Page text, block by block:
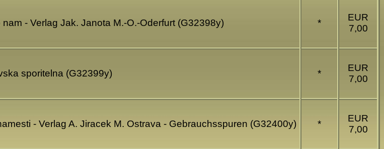
- Verlag Jak. Janota M.-O.-Oderfurt (G32398y) *
EUR
7,00
sporitelna (G32399y) *
EUR
7,00
- Verlag A. Jiracek M. Ostrava - Gebrauchsspuren (G32400y) *
EUR
7,00